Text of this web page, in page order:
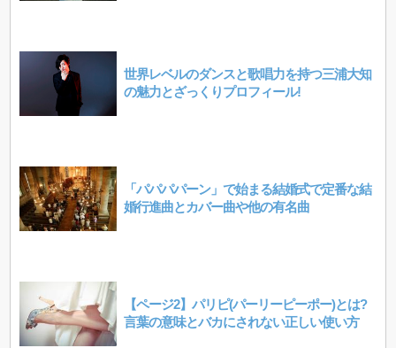
世界レベルのダンスと歌唱力を持つ三浦大知
の魅力とざっくりプロフィール!
「パパパパーン」で始まる結婚式で定番な結
婚行進曲とカバー曲や他の有名曲
【ページ2】パリピ(パーリーピーポー)とは?
言葉の意味とバカにされない正しい使い方